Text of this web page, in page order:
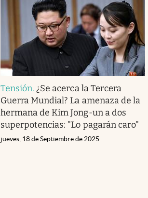
Tensión. ¿Se acerca la Tercera
Guerra Mundial? La amenaza de la
hermana de Kim Jong-un a dos
superpotencias: "Lo pagarán caro"
jueves, 18 de Septiembre de 2025